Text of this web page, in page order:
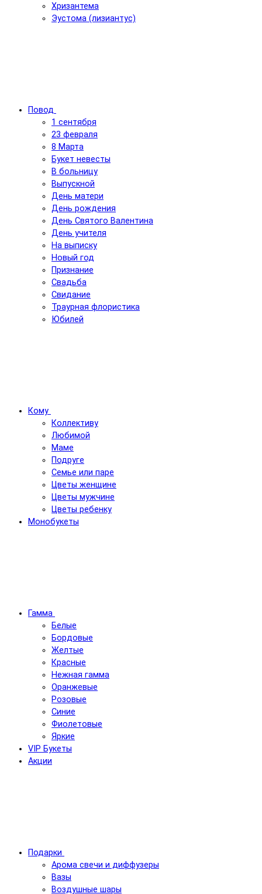
Хризантема
Эустома (лизиантус)
Повод
1 сентября
23 февраля
8 Марта
Букет невесты
В больницу
Выпускной
День матери
День рождения
День Святого Валентина
День учителя
На выписку
Новый год
Признание
Свадьба
Свидание
Траурная флористика
Юбилей
Кому
Коллективу
Любимой
Маме
Подруге
Семье или паре
Цветы женщине
Цветы мужчине
Цветы ребенку
Монобукеты
Гамма
Белые
Бордовые
Желтые
Красные
Нежная гамма
Оранжевые
Розовые
Синие
Фиолетовые
Яркие
VIP Букеты
Акции
Подарки
Арома свечи и диффузеры
Вазы
Воздушные шары